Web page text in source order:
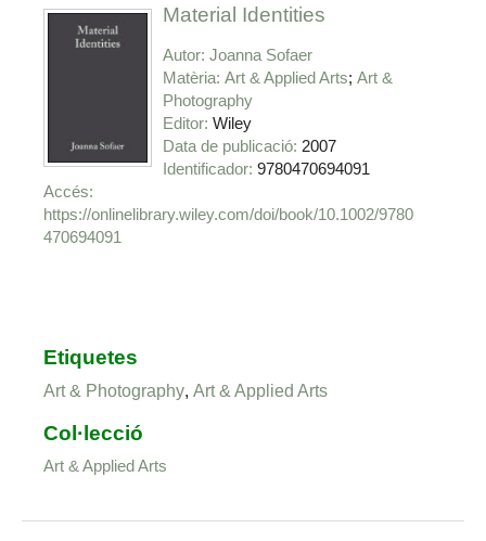
Material Identities
Autor Joanna Sofaer
Matèria Art & Applied Arts Art &
Photography
Editor Wiley
Data de publicació 2007
Identificador 9780470694091
https://onlinelibrary.wiley.com/doi/book/10.1002/9780
470694091
Etiquetes
Art & Photography,Art & Applied Arts
Col·lecció
Art & Applied Arts